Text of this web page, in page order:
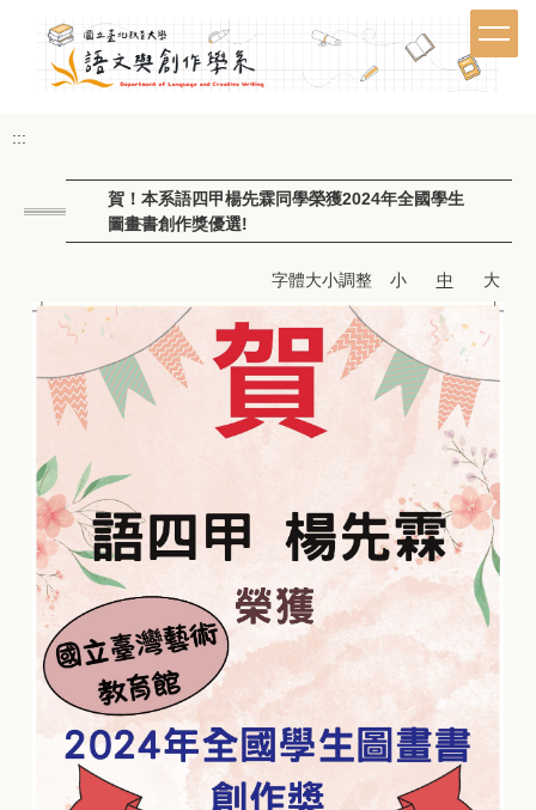
容
:::
賀！本系語四甲楊先霖同學榮獲2024年全國學生
圖畫書創作獎優選!
字體大小調整 小 中 大